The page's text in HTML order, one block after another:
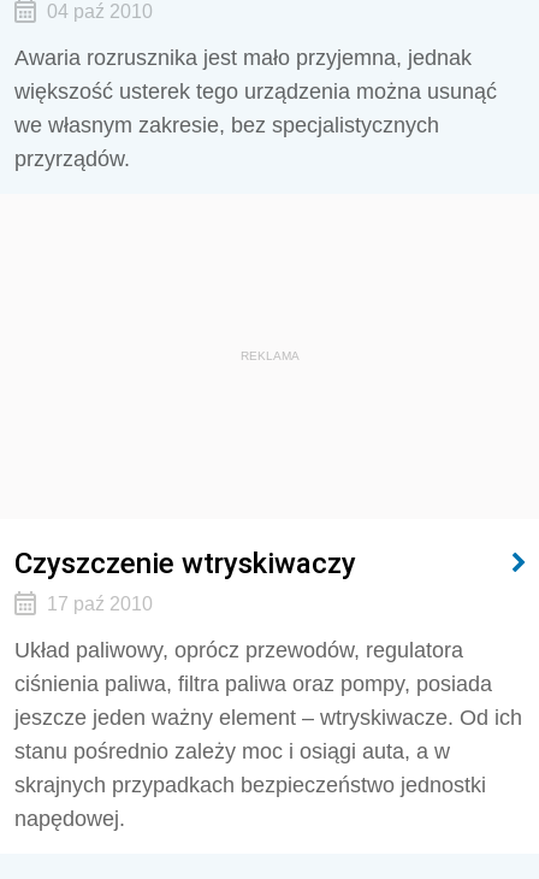
04 paź 2010
Awaria rozrusznika jest mało przyjemna, jednak
większość usterek tego urządzenia można usunąć
we własnym zakresie, bez specjalistycznych
przyrządów.
REKLAMA
Czyszczenie wtryskiwaczy
17 paź 2010
Układ paliwowy, oprócz przewodów, regulatora
ciśnienia paliwa, filtra paliwa oraz pompy, posiada
jeszcze jeden ważny element – wtryskiwacze. Od ich
stanu pośrednio zależy moc i osiągi auta, a w
skrajnych przypadkach bezpieczeństwo jednostki
napędowej.